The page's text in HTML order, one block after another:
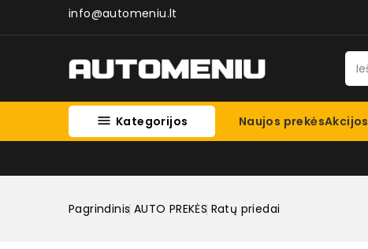
info@automeniu.lt
 Kategorijos Naujos prekėsAkcijos
Pagrindinis AUTO PREKĖS Ratų priedai